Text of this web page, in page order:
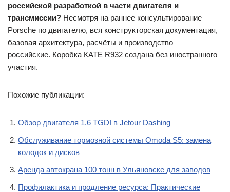
российской разработкой в части двигателя и
трансмиссии? Несмотря на раннее консультирование
Porsche по двигателю, вся конструкторская документация,
базовая архитектура, расчёты и производство —
российские. Коробка КАТЕ R932 создана без иностранного
участия.
Похожие публикации:
Обзор двигателя 1.6 TGDI в Jetour Dashing
Обслуживание тормозной системы Omoda S5: замена
колодок и дисков
Аренда автокрана 100 тонн в Ульяновске для заводов
Профилактика и продление ресурса: Практические